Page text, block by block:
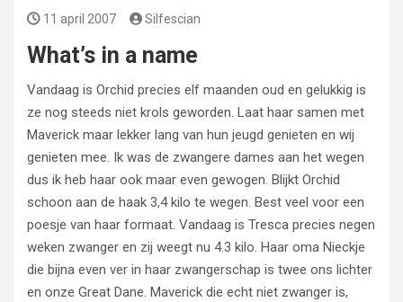
11 april 2007 Silfescian
What’s in a name
Vandaag is Orchid precies elf maanden oud en gelukkig is
ze nog steeds niet krols geworden. Laat haar samen met
Maverick maar lekker lang van hun jeugd genieten en wij
genieten mee. Ik was de zwangere dames aan het wegen
dus ik heb haar ook maar even gewogen. Blijkt Orchid
schoon aan de haak 3,4 kilo te wegen. Best veel voor een
poesje van haar formaat. Vandaag is Tresca precies negen
weken zwanger en zij weegt nu 4.3 kilo. Haar oma Nieckje
die bijna even ver in haar zwangerschap is twee ons lichter
en onze Great Dane. Maverick die echt niet zwanger is,